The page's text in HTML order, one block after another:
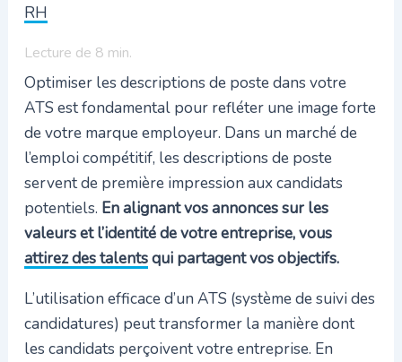
RH
Lecture de 8 min.
Optimiser les descriptions de poste dans votre
ATS est fondamental pour refléter une image forte
de votre marque employeur. Dans un marché de
l’emploi compétitif, les descriptions de poste
servent de première impression aux candidats
potentiels. En alignant vos annonces sur les
valeurs et l’identité de votre entreprise, vous
attirez des talentsqui partagent vos objectifs.
L’utilisation efficace d’un ATS (système de suivi des
candidatures) peut transformer la manière dont
les candidats perçoivent votre entreprise. En